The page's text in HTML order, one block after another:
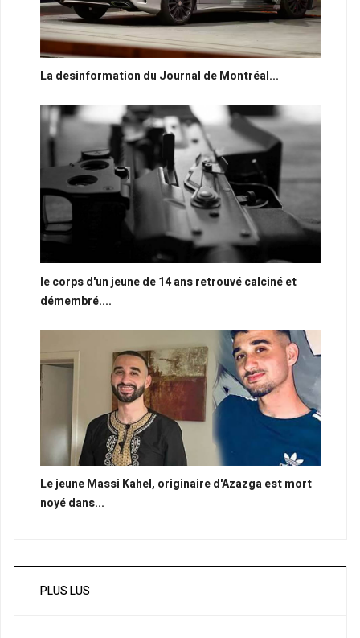
La desinformation du Journal de Montréal...
le corps d'un jeune de 14 ans retrouvé calciné et
démembré....
Le jeune Massi Kahel, originaire d'Azazga est mort
noyé dans...
PLUS LUS